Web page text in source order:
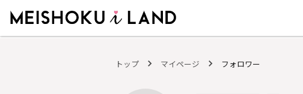
トップ マイページ フォロワー